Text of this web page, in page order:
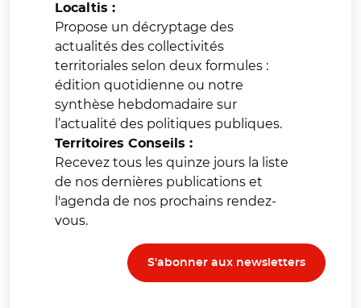
Localtis :
Propose un décryptage des
actualités des collectivités
territoriales selon deux formules :
édition quotidienne ou notre
synthèse hebdomadaire sur
l’actualité des politiques publiques.
Territoires Conseils :
Recevez tous les quinze jours la liste
de nos dernières publications et
l'agenda de nos prochains rendez-
vous.
S'abonner aux newsletters